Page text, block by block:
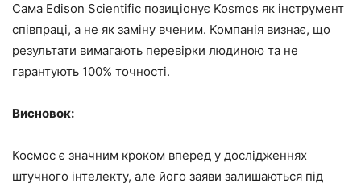
Сама Edison Scientific позиціонує Kosmos як інструмент
співпраці, а не як заміну вченим. Компанія визнає, що
результати вимагають перевірки людиною та не
гарантують 100% точності.
Висновок:
Космос є значним кроком вперед у дослідженнях
штучного інтелекту, але його заяви залишаються під